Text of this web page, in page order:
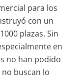
para los
con un
plazas. Sin
en
no han podido
buscan lo